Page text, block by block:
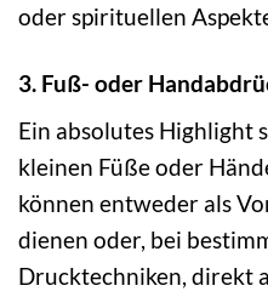
oder spirituellen
3. Fuß- oder
Ein absolutes Highlight
kleinen Füße oder
können entweder als
dienen oder, bei
Drucktechniken, direkt